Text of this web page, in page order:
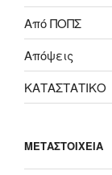
Από ΠΟΠΣ
Απόψεις
ΚΑΤΑΣΤΑΤΙΚΟ
ΜΕΤΑΣΤΟΙΧΕΊΑ